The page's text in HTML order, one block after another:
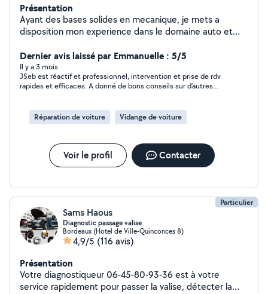
Présentation
Ayant des bases solides en mecanique, je mets a
disposition mon experience dans le domaine auto et
Dernier avis laissé par Emmanuelle : 5/5
Il y a 3 mois
JSeb est réactif et professionnel, intervention et prise de rdv
rapides et efficaces. A donné de bons conseils sur d’autres
Réparation de voiture Vidange de voiture
Voir le profil Contacter
Particulier
Sams Haous
Diagnostic passage valise
Bordeaux (Hotel de Ville-Quinconces 8)
4,9/5 (116 avis)
Présentation
Votre diagnostiqueur 06-45-80-93-36 est à votre
service rapidement pour passer la valise, détecter la